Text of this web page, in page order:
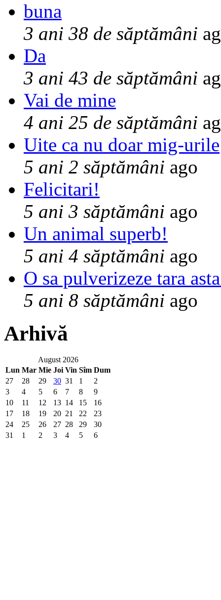
buna
3 ani 38 de săptămâni
Da
3 ani 43 de săptămâni
Vai de mine
4 ani 25 de săptămâni
Uite ca nu doar mig-urile
5 ani 2 săptămâni ago
Felicitari!
5 ani 3 săptămâni ago
Un animal superb!
5 ani 4 săptămâni ago
O sa pulverizeze tara
5 ani 8 săptămâni ago
Arhivă
August 2026
Lun Mar Mie Joi Vin Sîm Dum
27
28 29 30 31 1
2
3
4 5 6 7 8
9
10
11 12 13 14 15
16
17
18 19 20 21 22
23
24
25 26 27 28 29
30
31
1 2 3 4 5 6